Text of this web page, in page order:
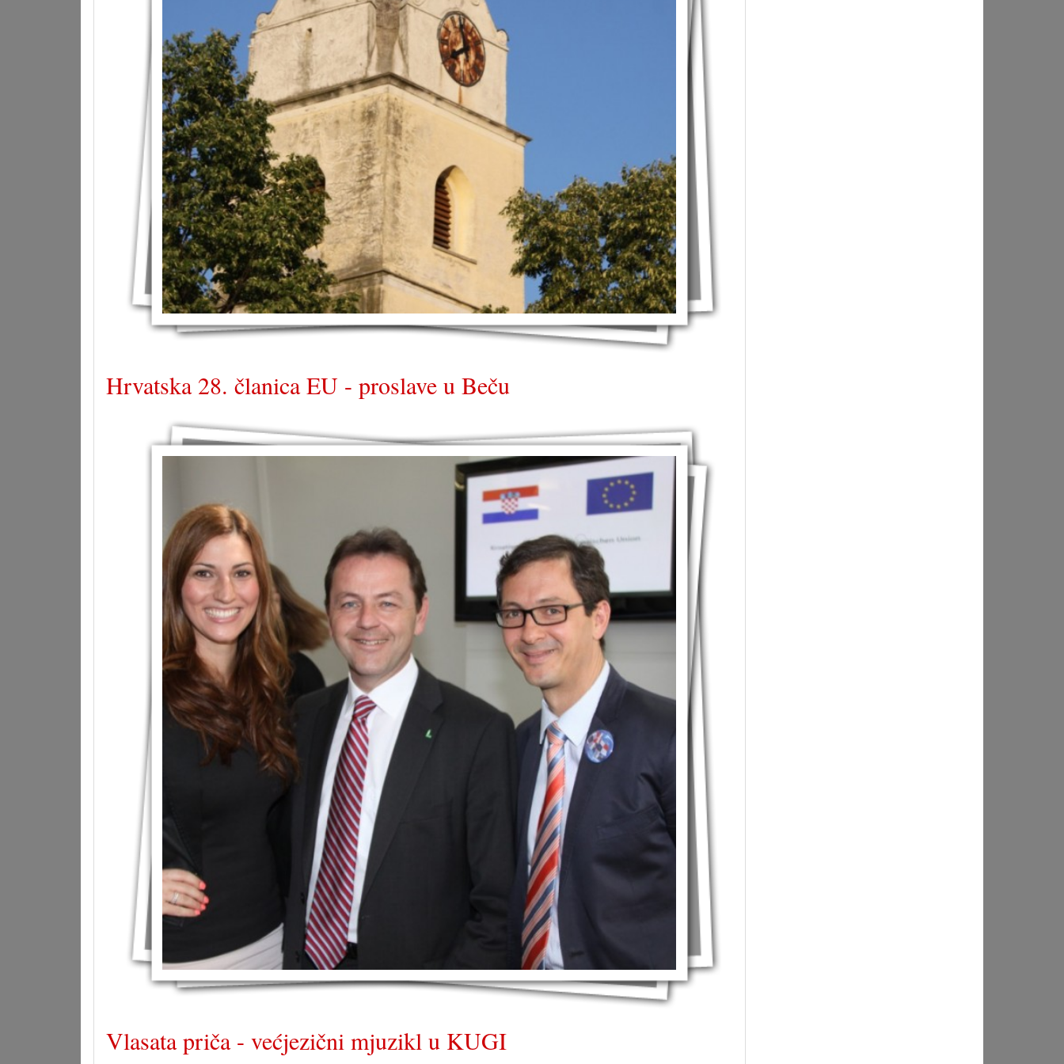
Hrvatska 28. članica EU - proslave u Beču
Vlasata priča - većjezični mjuzikl u KUGI